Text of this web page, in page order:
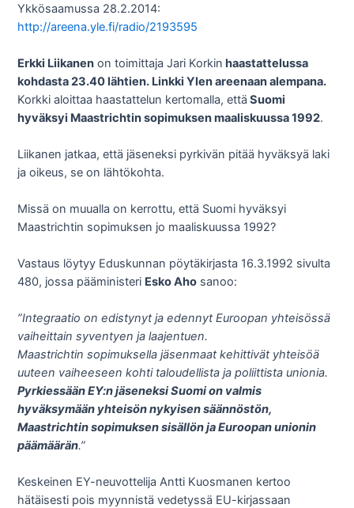
Ykkösaamussa 28.2.2014:
http://areena.yle.fi/radio/2193595
Erkki Liikanen on toimittaja Jari Korkin haastattelussa
kohdasta 23.40 lähtien. Linkki Ylen areenaan alempana.
Korkki aloittaa haastattelun kertomalla, että Suomi
hyväksyi Maastrichtin sopimuksen maaliskuussa 1992.
Liikanen jatkaa, että jäseneksi pyrkivän pitää hyväksyä laki
ja oikeus, se on lähtökohta.
Missä on muualla on kerrottu, että Suomi hyväksyi
Maastrichtin sopimuksen jo maaliskuussa 1992?
Vastaus löytyy Eduskunnan pöytäkirjasta 16.3.1992 sivulta
480, jossa pääministeri Esko Aho sanoo:
”Integraatio on edistynyt ja edennyt Euroopan yhteisössä
vaiheittain syventyen ja laajentuen.
Maastrichtin sopimuksella jäsenmaat kehittivät yhteisöä
uuteen vaiheeseen kohti taloudellista ja poliittista unionia.
Pyrkiessään EY:n jäseneksi Suomi on valmis
hyväksymään yhteisön nykyisen säännöstön,
Maastrichtin sopimuksen sisällön ja Euroopan unionin
päämäärän.”
Keskeinen EY-neuvottelija Antti Kuosmanen kertoo
hätäisesti pois myynnistä vedetyssä EU-kirjassaan